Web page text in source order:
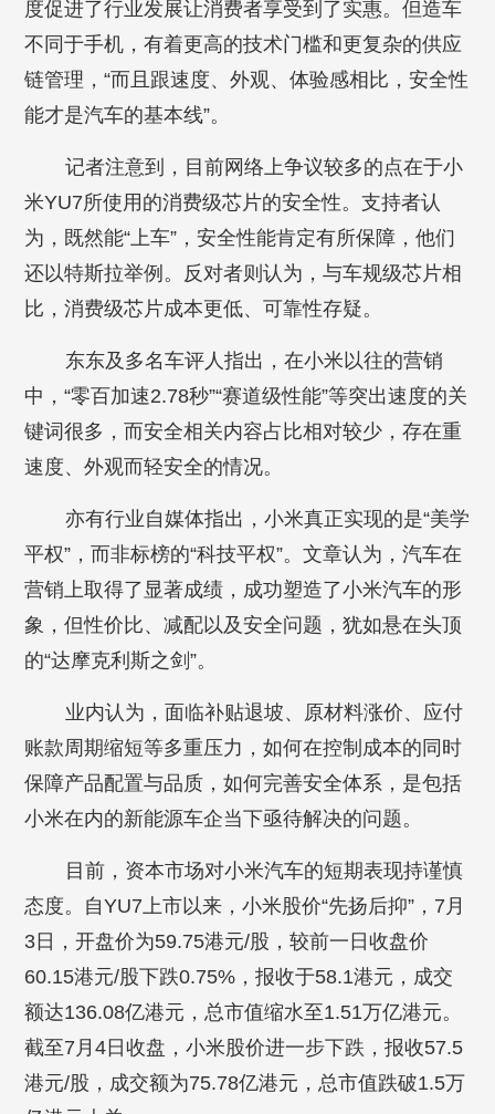
度促进了行业发展让消费者享受到了实惠。但造车
不同于手机，有着更高的技术门槛和更复杂的供应
链管理，“而且跟速度、外观、体验感相比，安全性
能才是汽车的基本线”。
记者注意到，目前网络上争议较多的点在于小
米YU7所使用的消费级芯片的安全性。支持者认
为，既然能“上车”，安全性能肯定有所保障，他们
还以特斯拉举例。反对者则认为，与车规级芯片相
比，消费级芯片成本更低、可靠性存疑。
东东及多名车评人指出，在小米以往的营销
中，“零百加速2.78秒”“赛道级性能”等突出速度的关
键词很多，而安全相关内容占比相对较少，存在重
速度、外观而轻安全的情况。
亦有行业自媒体指出，小米真正实现的是“美学
平权”，而非标榜的“科技平权”。文章认为，汽车在
营销上取得了显著成绩，成功塑造了小米汽车的形
象，但性价比、减配以及安全问题，犹如悬在头顶
的“达摩克利斯之剑”。
业内认为，面临补贴退坡、原材料涨价、应付
账款周期缩短等多重压力，如何在控制成本的同时
保障产品配置与品质，如何完善安全体系，是包括
小米在内的新能源车企当下亟待解决的问题。
目前，资本市场对小米汽车的短期表现持谨慎
态度。自YU7上市以来，小米股价“先扬后抑”，7月
3日，开盘价为59.75港元/股，较前一日收盘价
60.15港元/股下跌0.75%，报收于58.1港元，成交
额达136.08亿港元，总市值缩水至1.51万亿港元。
截至7月4日收盘，小米股价进一步下跌，报收57.5
港元/股，成交额为75.78亿港元，总市值跌破1.5万